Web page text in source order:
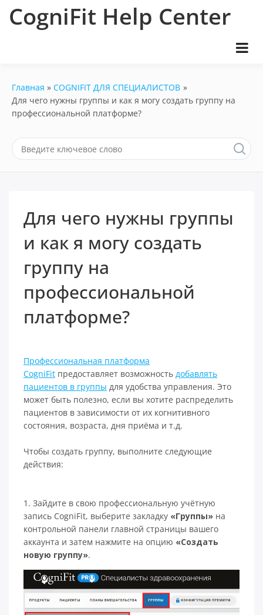
содержимому
CogniFit Help Center
Главная
COGNIFIT ДЛЯ СПЕЦИАЛИСТОВ
Для чего нужны группы и как я могу создать группу на
профессиональной платформе?
Для чего нужны группы
и как я могу создать
группу на
профессиональной
платформе?
Профессиональная платформа
CogniFit предоставляет возможность добавлять
пациентов в группы для удобства управления. Это
может быть полезно, если вы хотите распределить
пациентов в зависимости от их когнитивного
состояния, возраста, дня приёма и т.д.
Чтобы создать группу, выполните следующие
действия:
1. Зайдите в свою профессиональную учётную
запись CogniFit, выберите закладку «Группы» на
контрольной панели главной страницы вашего
аккаунта и затем нажмите на опцию «Создать
новую группу».